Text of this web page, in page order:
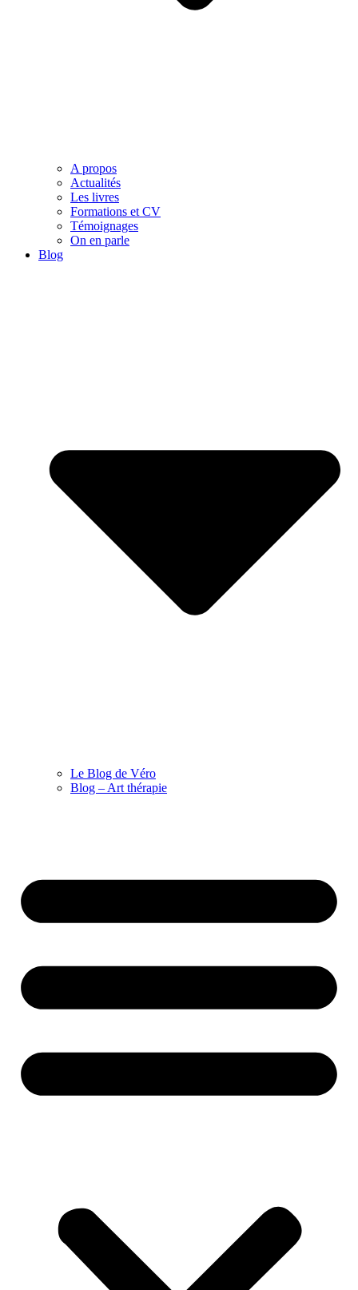
A propos
Actualités
Les livres
Formations et CV
Témoignages
On en parle
Blog
Le Blog de Véro
Blog – Art thérapie